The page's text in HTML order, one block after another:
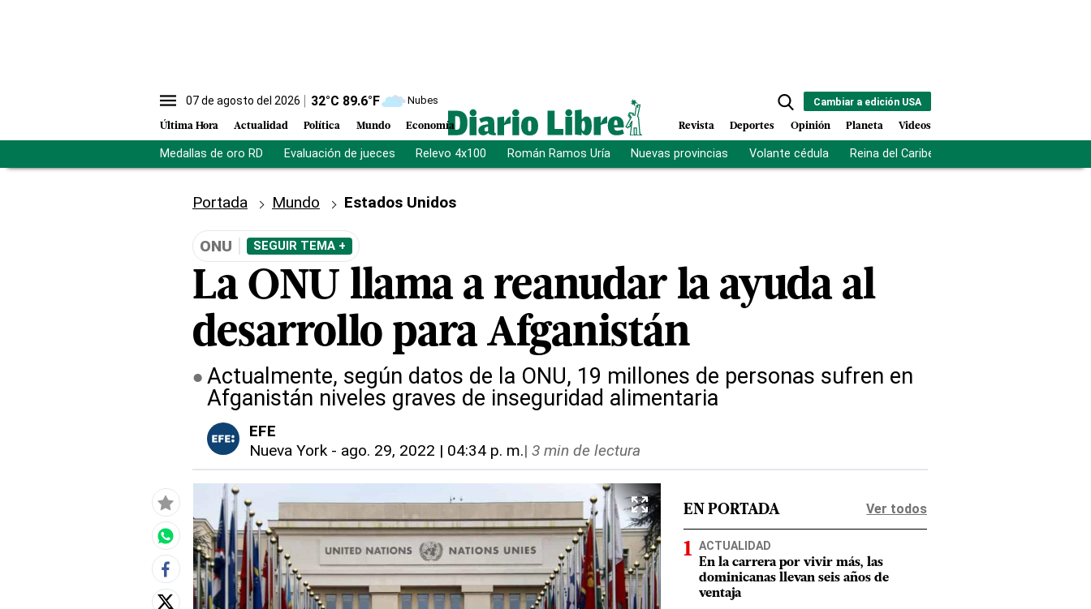
07 de agosto del 2026 32°C 89.6°F Nubes
Última Hora Actualidad Política Mundo Economía
Cambiar a edición USA
Revista Deportes Opinión Planeta Videos
Medallas de oro RD Evaluación de jueces Relevo 4x100 Román Ramos Uría Nuevas provincias Volante cédula Reina del Caribe
Portada Mundo Estados Unidos
ONU SEGUIR TEMA +
La ONU llama a reanudar la ayuda al
desarrollo para Afganistán
Actualmente, según datos de la ONU, 19 millones de personas sufren en
Afganistán niveles graves de inseguridad alimentaria
EFE
Nueva York- ago. 29, 2022 | 04:34 p. m.| 3 min de lectura
EN PORTADA Ver todos
ACTUALIDAD
En la carrera por vivir más, las
dominicanas llevan seis años de
ventaja